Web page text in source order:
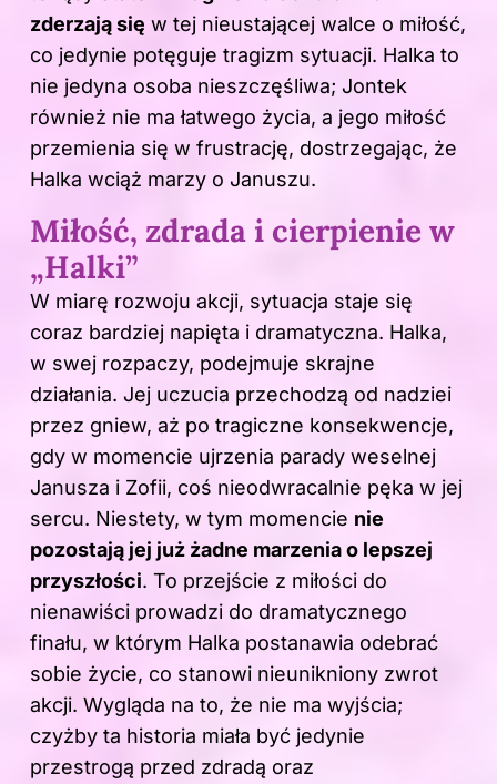
zderzają się w tej nieustającej walce o miłość,
co jedynie potęguje tragizm sytuacji. Halka to
nie jedyna osoba nieszczęśliwa; Jontek
również nie ma łatwego życia, a jego miłość
przemienia się w frustrację, dostrzegając, że
Halka wciąż marzy o Januszu.
Miłość, zdrada i cierpienie w
„Halki”
W miarę rozwoju akcji, sytuacja staje się
coraz bardziej napięta i dramatyczna. Halka,
w swej rozpaczy, podejmuje skrajne
działania. Jej uczucia przechodzą od nadziei
przez gniew, aż po tragiczne konsekwencje,
gdy w momencie ujrzenia parady weselnej
Janusza i Zofii, coś nieodwracalnie pęka w jej
sercu. Niestety, w tym momencie nie
pozostają jej już żadne marzenia o lepszej
przyszłości. To przejście z miłości do
nienawiści prowadzi do dramatycznego
finału, w którym Halka postanawia odebrać
sobie życie, co stanowi nieunikniony zwrot
akcji. Wygląda na to, że nie ma wyjścia;
czyżby ta historia miała być jedynie
przestrogą przed zdradą oraz